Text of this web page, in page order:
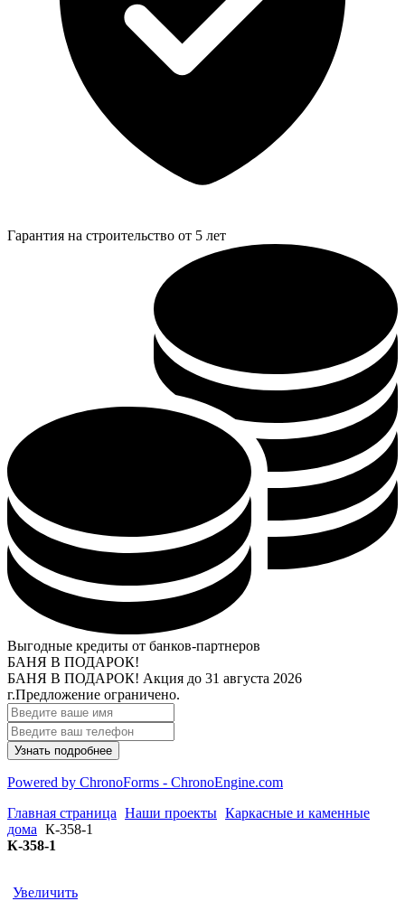
Гарантия на строительство от 5 лет
Выгодные кредиты от банков-партнеров
БАНЯ В ПОДАРОК!
БАНЯ В ПОДАРОК! Акция до 31 августа 2026
г.Предложение ограничено.
Powered by ChronoForms - ChronoEngine.com
Главная страница Наши проекты Каркасные и каменные
дома К-358-1
К-358-1
Увеличить